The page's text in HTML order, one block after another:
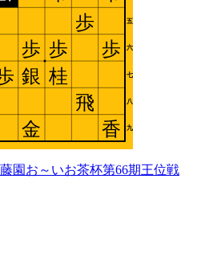
藤園お～いお茶杯第66期王位戦